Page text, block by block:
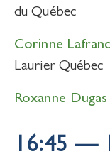
du Québec
Corinne
Laurier Québec
Roxanne Dugas
16:45 —